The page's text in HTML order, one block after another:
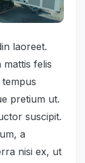
laoreet.
mattis felis
pretium ut.
suscipit.
a
nisi ex, ut